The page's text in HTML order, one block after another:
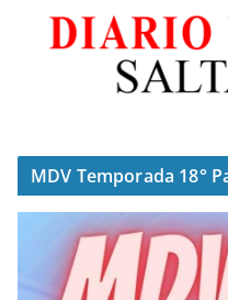
MDV Temporada 18°